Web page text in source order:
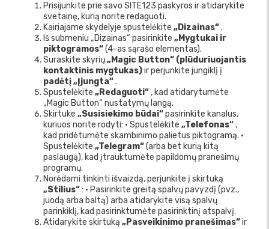
Prisijunkite prie savo SITE123 paskyros ir atidarykite
svetainę, kurią norite redaguoti.
Kairiajame skydelyje spustelėkite „Dizainas“.
Iš submeniu „Dizainas“ pasirinkite „Mygtukai ir
piktogramos“(4-as sąrašo elementas).
Suraskite skyrių„Magic Button“ (plūduriuojantis
kontaktinis mygtukas)ir perjunkite jungiklį į
padėtį „Įjungta“.
Spustelėkite „Redaguoti“ , kad atidarytumėte
„Magic Button“ nustatymų langą.
Skirtuke „Susisiekimo būdai“pasirinkite kanalus,
kuriuos norite rodyti: • Spustelėkite „Telefonas“ ,
kad pridėtumėte skambinimo palietus piktogramą. •
Spustelėkite „Telegram“(arba bet kurią kitą
paslaugą), kad įtrauktumėte papildomų pranešimų
programų.
Norėdami tinkinti išvaizdą, perjunkite į skirtuką
„Stilius“: • Pasirinkite greitą spalvų pavyzdį (pvz.,
juodą arba baltą) arba atidarykite visą spalvų
parinkiklį, kad pasirinktumėte pasirinktinį atspalvį.
Atidarykite skirtuką „Pasveikinimo pranešimas“ir